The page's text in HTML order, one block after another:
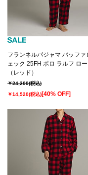
フランネルパジャマ バッファ
ェック 25FH ポロ ラルフ ロ
(RM6-C101）
（レッド）
￥24,200(税込)
￥14,520(税込)[40% OFF]